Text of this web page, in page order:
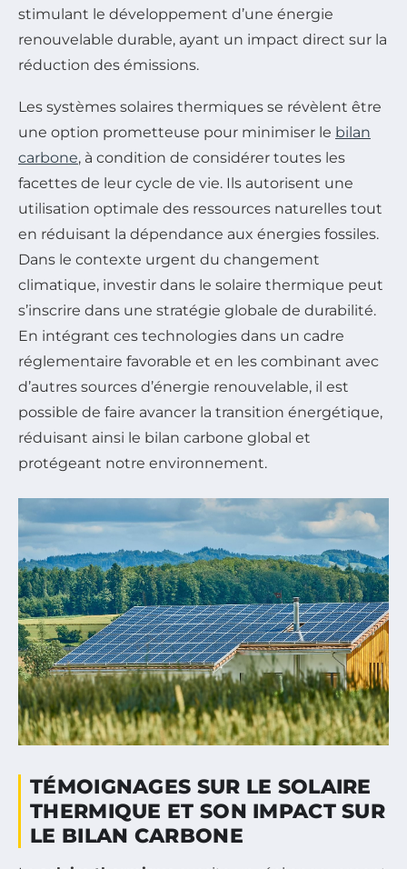
stimulant le développement d’une énergie
renouvelable durable, ayant un impact direct sur la
réduction des émissions.
Les systèmes solaires thermiques se révèlent être
une option prometteuse pour minimiser le bilan
carbone, à condition de considérer toutes les
facettes de leur cycle de vie. Ils autorisent une
utilisation optimale des ressources naturelles tout
en réduisant la dépendance aux énergies fossiles.
Dans le contexte urgent du changement
climatique, investir dans le solaire thermique peut
s’inscrire dans une stratégie globale de durabilité.
En intégrant ces technologies dans un cadre
réglementaire favorable et en les combinant avec
d’autres sources d’énergie renouvelable, il est
possible de faire avancer la transition énergétique,
réduisant ainsi le bilan carbone global et
protégeant notre environnement.
TÉMOIGNAGES SUR LE SOLAIRE
THERMIQUE ET SON IMPACT SUR
LE BILAN CARBONE